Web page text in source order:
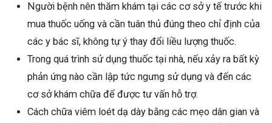
Người bệnh nên thăm khám tại các cơ sở y tế trước khi
mua thuốc uống và cần tuân thủ đúng theo chỉ định của
các y bác sĩ, không tự ý thay đổi liều lượng thuốc.
Trong quá trình sử dụng thuốc tại nhà, nếu xảy ra bất kỳ
phản ứng nào cần lập tức ngưng sử dụng và đến các
cơ sở khám chữa để được tư vấn hỗ trợ.
Cách chữa viêm loét dạ dày bằng các mẹo dân gian và